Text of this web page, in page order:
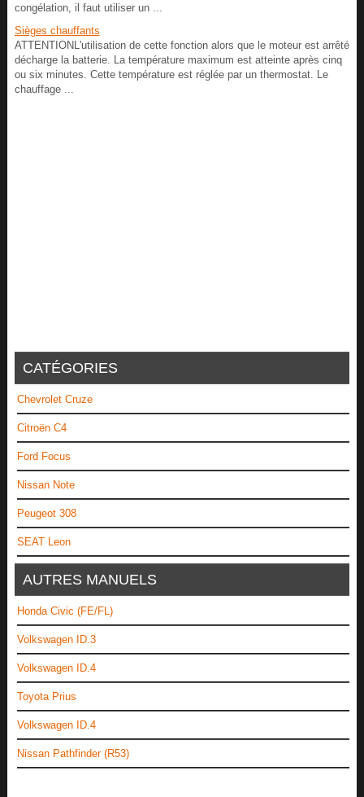
congélation, il faut utiliser un ...
Sièges chauffants
ATTENTIONL'utilisation de cette fonction alors que le moteur est arrêté
décharge la batterie. La température maximum est atteinte après cinq
ou six minutes. Cette température est réglée par un thermostat. Le
chauffage ...
CATÉGORIES
Chevrolet Cruze
Citroën C4
Ford Focus
Nissan Note
Peugeot 308
SEAT Leon
AUTRES MANUELS
Honda Civic (FE/FL)
Volkswagen ID.3
Volkswagen ID.4
Toyota Prius
Volkswagen ID.4
Nissan Pathfinder (R53)